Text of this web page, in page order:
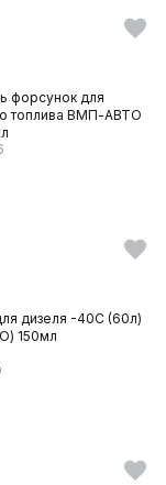
форсунок для
топлива ВМП-АВТО
дизеля -40С (60л)
150мл